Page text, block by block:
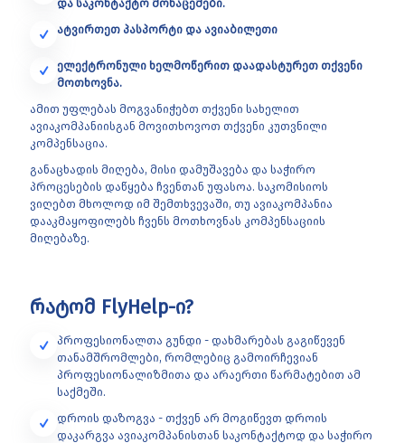
და საკონტაქტო მონაცემები.
ატვირთეთ პასპორტი და ავიაბილეთი
ელექტრონული ხელმოწერით დაადასტურეთ თქვენი
მოთხოვნა.
ამით უფლებას მოგვანიჭებთ თქვენი სახელით
ავიაკომპანიისგან მოვითხოვოთ თქვენი კუთვნილი
კომპენსაცია.
განაცხადის მიღება, მისი დამუშავება და საჭირო
პროცესების დაწყება ჩვენთან უფასოა. საკომისიოს
ვიღებთ მხოლოდ იმ შემთხვევაში, თუ ავიაკომპანია
დააკმაყოფილებს ჩვენს მოთხოვნას კომპენსაციის
მიღებაზე.
რატომ FlyHelp-ი?
პროფესიონალთა გუნდი - დახმარებას გაგიწევენ
თანამშრომლები, რომლებიც გამოირჩევიან
პროფესიონალიზმითა და არაერთი წარმატებით ამ
საქმეში.
დროის დაზოგვა - თქვენ არ მოგიწევთ დროის
დაკარგვა ავიაკომპანისთან საკონტაქტოდ და საჭირო